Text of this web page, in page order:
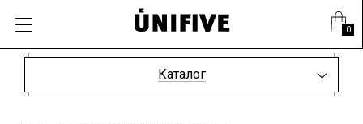
0
Каталог